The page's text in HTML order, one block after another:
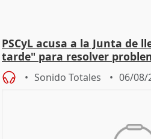
PSCyL acusa a la Junta de
tarde" para resolver
Sonido Totales 06/08/